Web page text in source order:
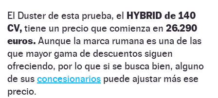
El Duster de esta prueba, el HYBRID de 140
CV, tiene un precio que comienza en 26.290
euros. Aunque la marca rumana es una de las
que mayor gama de descuentos siguen
ofreciendo, por lo que si se busca bien, alguno
de sus concesionarios puede ajustar más ese
precio.